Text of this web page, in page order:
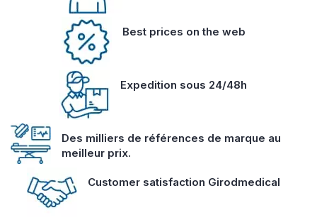
Best prices on the web
Expedition sous 24/48h
Des milliers de références de marque au
meilleur prix.
Customer satisfaction Girodmedical